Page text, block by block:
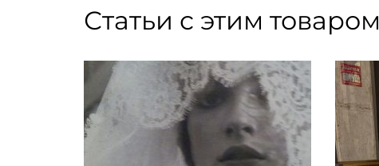
Статьи с этим товаром